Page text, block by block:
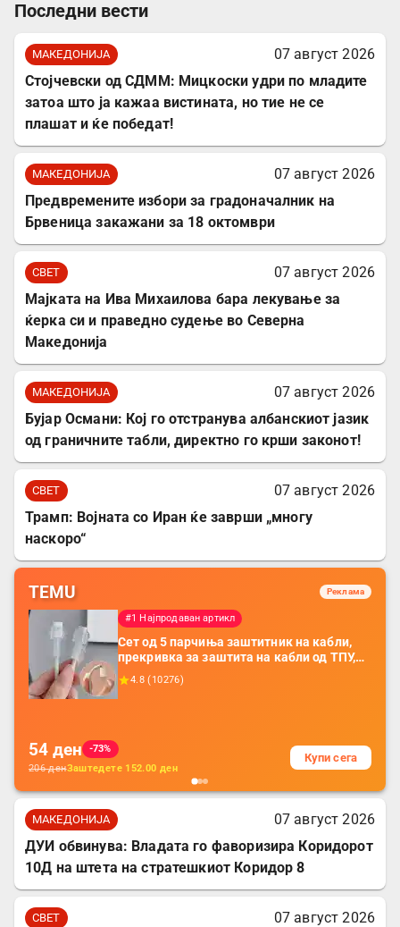
Последни вести
МАКЕДОНИЈА
07 август 2026
Стојчевски од СДММ: Мицкоски удри по младите
затоа што ја кажаа вистината, но тие не се
плашат и ќе победат!
МАКЕДОНИЈА
07 август 2026
Предвремените избори за градоначалник на
Брвеница закажани за 18 октомври
СВЕТ
07 август 2026
Мајката на Ива Михаилова бара лекување за
ќерка си и праведно судење во Северна
Македонија
МАКЕДОНИЈА
07 август 2026
Бујар Османи: Кој го отстранува албанскиот јазик
од граничните табли, директно го крши законот!
СВЕТ
07 август 2026
Трамп: Војната со Иран ќе заврши „многу
наскоро“
TEMU Реклама
#1 Најпродаван артикл
Сет од 5 парчиња заштитник на кабли,
прекривка за заштита на кабли од ТПУ,
додатоци за заштита на кабли, без
батерија, за мобилни телефони, комплет
4.8 (10276)
54 ден
-73%
206денЗаштедете 152.00 ден
Купи сега
МАКЕДОНИЈА
07 август 2026
ДУИ обвинува: Владата го фаворизира Коридорот
10Д на штета на стратешкиот Коридор 8
СВЕТ
07 август 2026